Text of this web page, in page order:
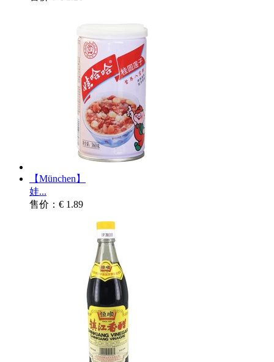
【München】
娃...
售价：€ 1.89